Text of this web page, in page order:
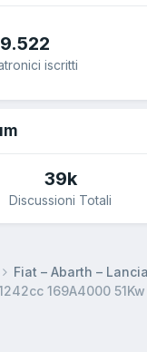
iscritti
39k
Discussioni Totali
Fiat – Abarth –
169A4000